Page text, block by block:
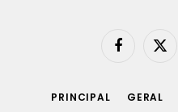
Facebook
X
PRINCIPAL GERAL